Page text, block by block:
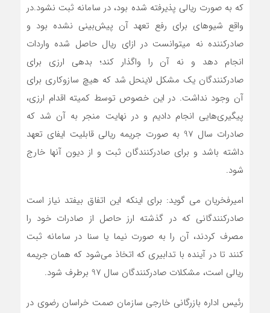
که به صورت ریالی پذیرفته شده بود، در سامانه ثبت نشود.در
واقع شیوهای برای رفع تعهد آن پیش‌بینی نشده بود و
صادرکننده نه میتوانست در ازای ریال حاصل شده واردات
انجام دهد و نه آن را واگذار کند؛ بدهی ارزی برای
صادرکنندگان یک مشکل لاینحل شد که هیچ سازوکاری برای
آن وجود نداشت. در این خصوص توسط کمیته اقدام ارزی،
پیگیری‌هایی انجام دادیم و در نهایت منجر به آن شد که
صادرات سال 97 به صورت جریمه ریالی قابلیت ایفای تعهد
داشته باشد و برای صادرکنندگان ثبت و از دیون آنها خارج
شود.
امیرفخریان می گوید: برای اینکه این اتفاق بیفتد نیاز است
صادرکنندگانی که در گذشته ارز حاصل از صادرات خود را
مصرف کردند، آن را به صورت نیما یا سنا در سامانه ثبت
کنند تا در آینده با تدابیری که اتخاذ می‌شود که همان جریمه
ریالی است، مشکلات صادرکنندگان سال 97 برطرف شود.
رئیس اداره بازرگانی خارجی سازمان صمت خراسان رضوی در